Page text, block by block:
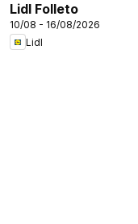
Lidl Folleto
10/08 - 16/08/2026
Lidl